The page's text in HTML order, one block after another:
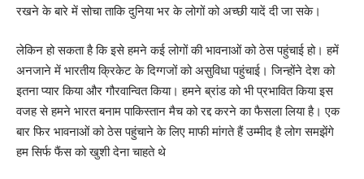
रखने के बारे में सोचा ताकि दुनिया भर के लोगों को अच्छी यादें दी जा सके।
लेकिन हो सकता है कि इसे हमने कई लोगों की भावनाओं को ठेस पहुंचाई हो। हमें
अनजाने में भारतीय क्रिकेट के दिग्गजों को असुविधा पहुंचाई। जिन्होंने देश को
इतना प्यार किया और गौरवान्वित किया। हमने ब्रांड को भी प्रभावित किया इस
वजह से हमने भारत बनाम पाकिस्तान मैच को रद्द करने का फैसला लिया है। एक
बार फिर भावनाओं को ठेस पहुंचाने के लिए माफी मांगते हैं उम्मीद है लोग समझेंगे
हम सिर्फ फैंस को खुशी देना चाहते थे